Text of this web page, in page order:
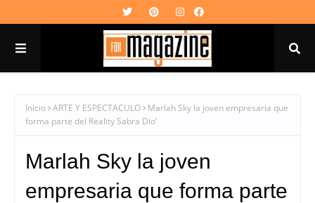
Inicio ARTE Y ESPECTACULO
Marlah Sky la joven empresaria que
forma parte del Reality Sabra Dio’
Marlah Sky la joven
empresaria que forma parte